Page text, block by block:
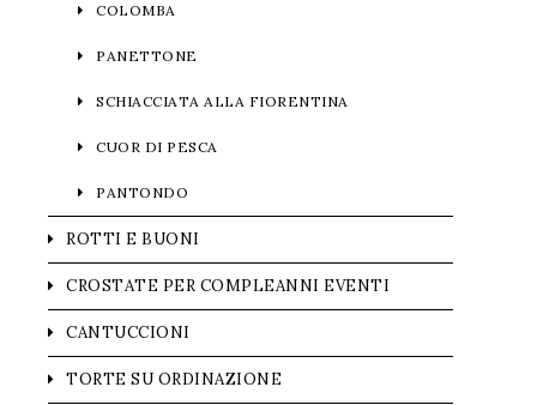
COLOMBA
PANETTONE
SCHIACCIATA ALLA FIORENTINA
CUOR DI PESCA
PANTONDO
ROTTI E BUONI
CROSTATE PER COMPLEANNI EVENTI
CANTUCCIONI
TORTE SU ORDINAZIONE